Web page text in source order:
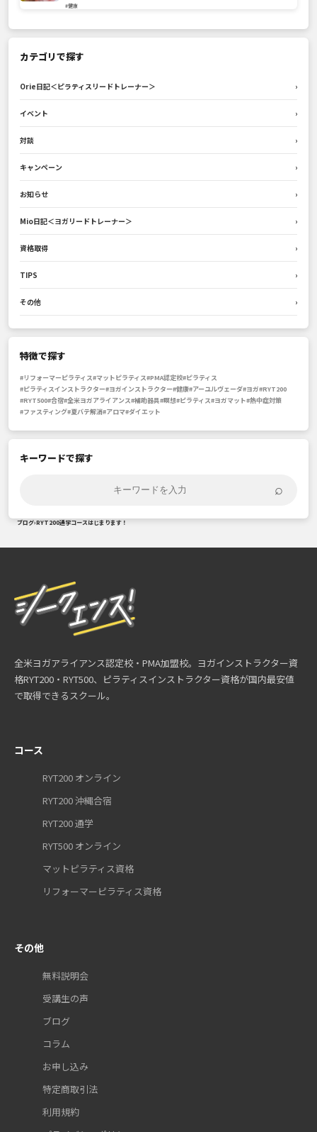
#健康
カテゴリで探す
Orie日記＜ピラティスリードトレーナー＞ ›
イベント ›
対談 ›
キャンペーン ›
お知らせ ›
Mio日記＜ヨガリードトレーナー＞ ›
資格取得 ›
TIPS ›
その他 ›
特徴で探す
#リフォーマーピラティス#マットピラティス#PMA認定校#ピラティス
#ピラティスインストラクター#ヨガインストラクター#健康#アーユルヴェーダ#ヨガ#RYT200
#RYT500#合宿#全米ヨガアライアンス#補助器具#瞑想#ピラティス#ヨガマット#熱中症対策
#ファスティング#夏バテ解消#アロマ#ダイエット
キーワードで探す
⌕
ブログ›RYT200通学コースはじまります！
全米ヨガアライアンス認定校・PMA加盟校。ヨガインストラクター資
格RYT200・RYT500、ピラティスインストラクター資格が国内最安値
で取得できるスクール。
コース
RYT200 オンライン
RYT200 沖縄合宿
RYT200 通学
RYT500 オンライン
マットピラティス資格
リフォーマーピラティス資格
その他
無料説明会
受講生の声
ブログ
コラム
お申し込み
特定商取引法
利用規約